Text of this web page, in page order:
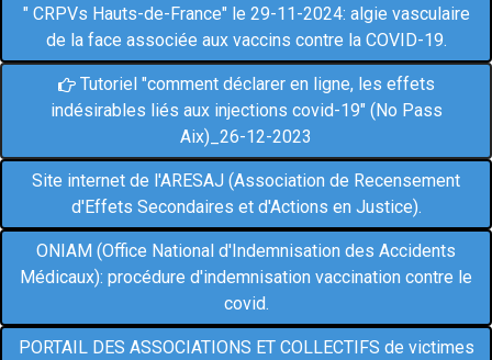
" CRPVs Hauts-de-France" le 29-11-2024: algie vasculaire
de la face associée aux vaccins contre la COVID-19.
Tutoriel "comment déclarer en ligne, les effets
indésirables liés aux injections covid-19" (No Pass
Aix)_26-12-2023
Site internet de l'ARESAJ (Association de Recensement
d'Effets Secondaires et d'Actions en Justice).
ONIAM (Office National d'Indemnisation des Accidents
Médicaux): procédure d'indemnisation vaccination contre le
covid.
PORTAIL DES ASSOCIATIONS ET COLLECTIFS de victimes